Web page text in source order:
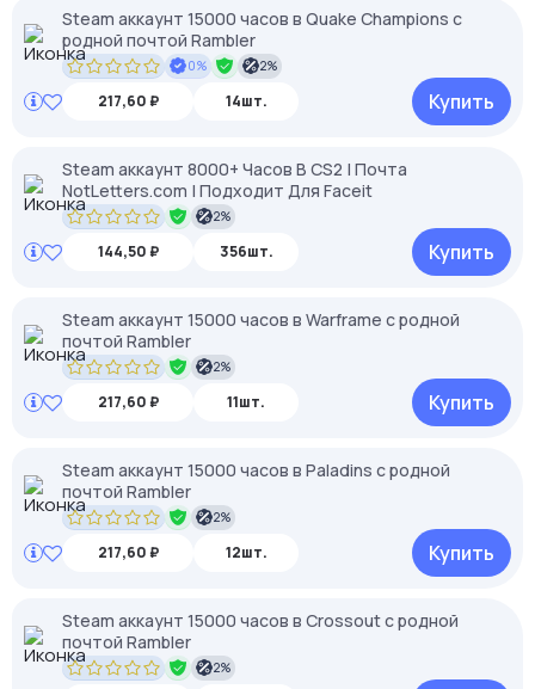
Steam аккаунт 15000 часов в Quake Champions с
родной почтой Rambler
0% 2%
217,60 ₽ 14шт. Купить
Steam аккаунт 8000+ Часов В CS2 | Почта
NotLetters.com | Подходит Для Faceit
2%
144,50 ₽ 356шт. Купить
Steam аккаунт 15000 часов в Warframe с родной
почтой Rambler
2%
217,60 ₽ 11шт. Купить
Steam аккаунт 15000 часов в Paladins с родной
почтой Rambler
2%
217,60 ₽ 12шт. Купить
Steam аккаунт 15000 часов в Crossout с родной
почтой Rambler
2%